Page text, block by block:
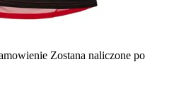
Zostana naliczone po